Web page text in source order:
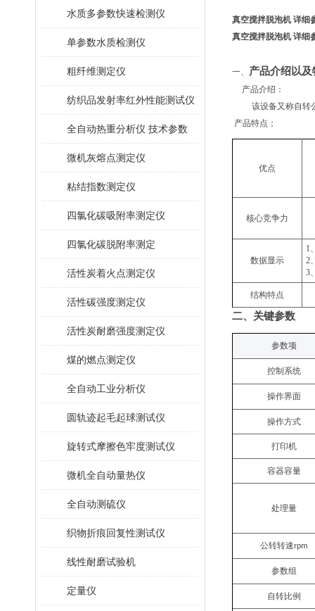
水质多参数快速检测仪
单参数水质检测仪
粗纤维测定仪
纺织品发射率红外性能测试仪
全自动热重分析仪 技术参数
微机灰熔点测定仪
粘结指数测定仪
四氯化碳吸附率测定仪
四氯化碳脱附率测定
活性炭着火点测定仪
活性碳强度测定仪
活性炭耐磨强度测定仪
煤的燃点测定仪
全自动工业分析仪
圆轨迹起毛起球测试仪
旋转式摩擦色牢度测试仪
微机全自动量热仪
全自动测硫仪
织物折痕回复性测试仪
线性耐磨试验机
定量仪
真空搅拌脱泡机 详细
真空搅拌脱泡机 详细
一、 产品介绍以及
产品介绍：
该设备又称自转
产品特点；
优点
核心竞争力
数据显示
1
2
3
结构特点
二、关键参数
参数项
控制系统
操作界面
操作方式
打印机
容器容量
处理量
公转转速rpm
参数组
自转比例